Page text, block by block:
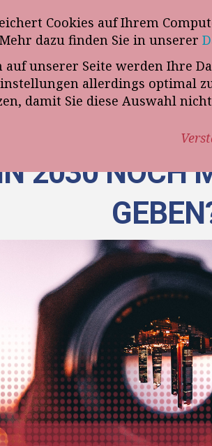
Cookies auf Ihrem
dazu finden Sie in unserer
auf unserer Seite werden Ihre
allerdings optimal
damit Sie diese Auswahl
„VERKAUFSSTEUERER“
UNS PROGRAMME EXPERTISE
2030 NOCH